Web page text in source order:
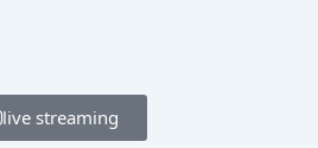
live streaming